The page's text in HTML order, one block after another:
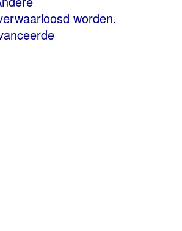
worden.